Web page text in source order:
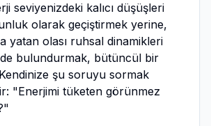
seviyenizdeki kalıcı düşüşleri
olarak geçiştirmek yerine,
yatan olası ruhsal dinamikleri
bulundurmak, bütüncül bir
Kendinize şu soruyu sormak
"Enerjimi tüketen görünmez